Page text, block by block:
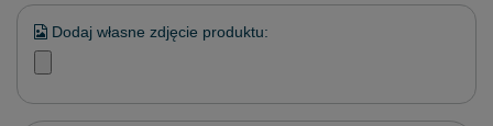
Dodaj własne zdjęcie produktu: